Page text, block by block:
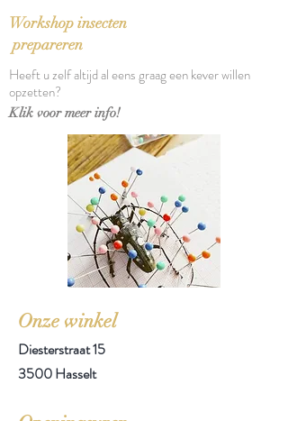
Workshop insecten
prepareren
Heeft u zelf altijd al eens graag een kever willen
opzetten?
Klik voor meer info!
Onze winkel
Diesterstraat 15
3500 Hasselt